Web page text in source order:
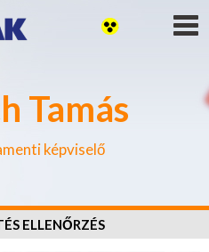
Tamás
képviselő
ELLENŐRZÉS